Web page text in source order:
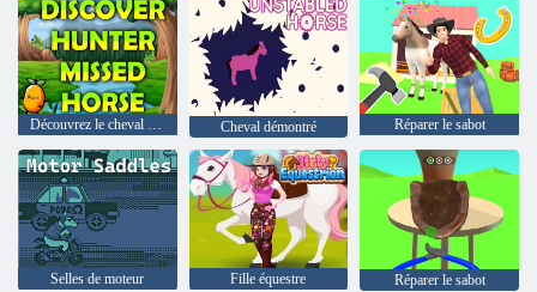
Découvrez le cheval manqué au chasseur Cheval démontré Réparer le sabot
Selles de moteur Fille équestre Réparer le sabot